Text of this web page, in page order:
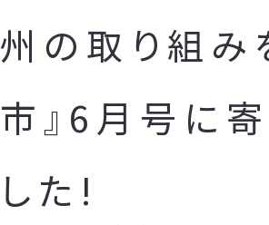
州の取り組み
市』6月号に
した!